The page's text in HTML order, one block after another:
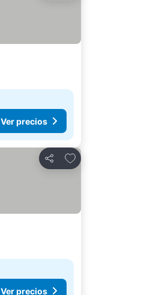
Ver precios
Compartir
Agregar a favoritos
Ver precios